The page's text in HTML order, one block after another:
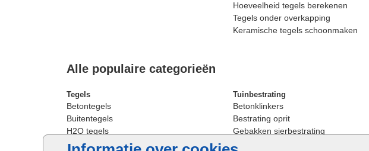
Hoeveelheid tegels berekenen
Tegels onder overkapping
Keramische tegels schoonmaken
Alle populaire categorieën
Tegels
Betontegels
Buitentegels
H2O tegels
Keramische terrastegels
Tuinbestrating
Betonklinkers
Bestrating oprit
Gebakken sierbestrating